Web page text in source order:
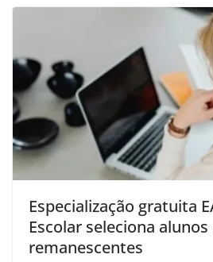
Especialização gratuita
Escolar seleciona alunos
remanescentes